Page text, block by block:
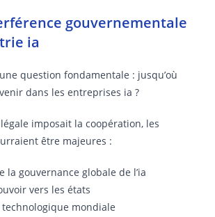
gouvernementale
ia
question fondamentale : jusqu’où
dans les entreprises ia ?
imposait la coopération, les
être majeures :
la gouvernance globale de l’ia
vers les états
mondiale